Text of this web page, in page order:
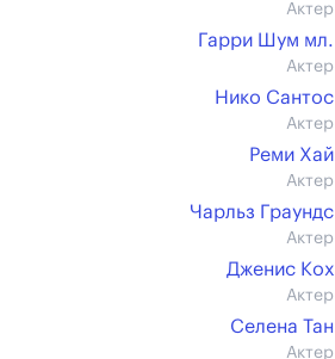
Актер
Гарри Шум мл.
Актер
Нико Сантос
Актер
Реми Хай
Актер
Чарльз Граундс
Актер
Дженис Кох
Актер
Селена Тан
Актер